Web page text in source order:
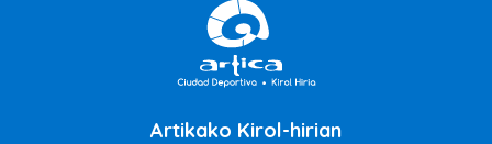
Artikako Kirol-hirian